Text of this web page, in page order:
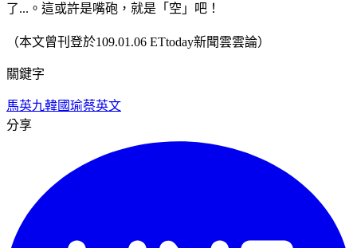
了...。這或許是嘴砲，就是「空」吧！
（本文曾刊登於109.01.06 ETtoday新聞雲雲論）
關鍵字
馬英九韓國瑜蔡英文
分享